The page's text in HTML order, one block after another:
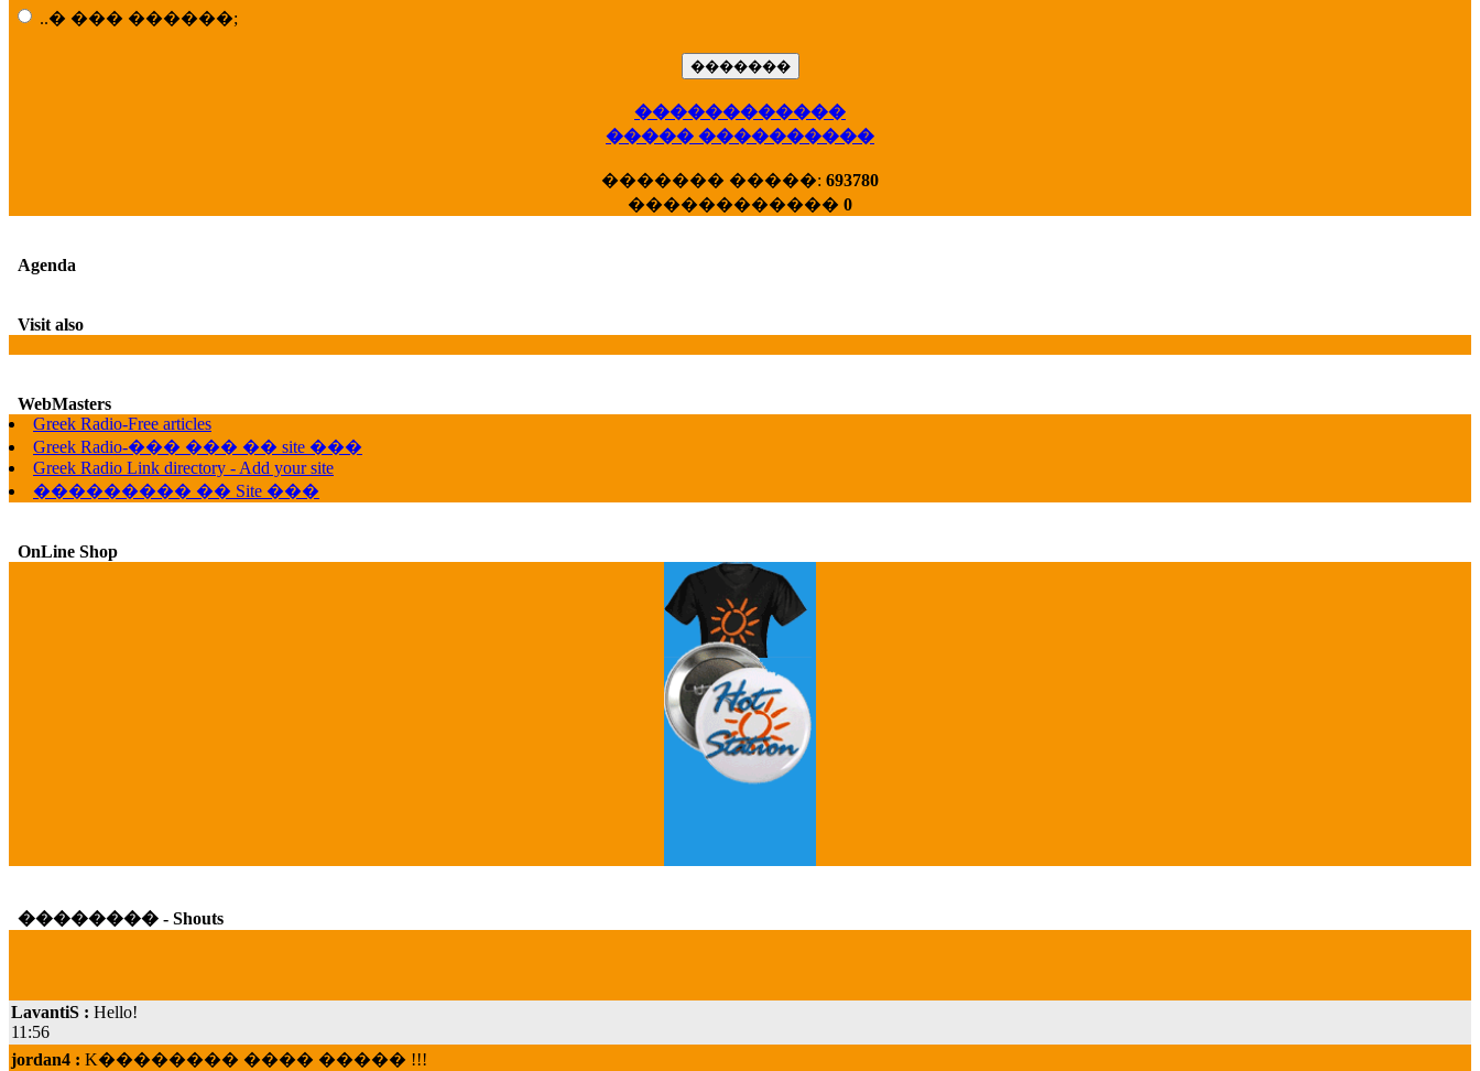
X�����
����� HotStat
...
Grey's Anatomy
..� ��� ������;
������������
����� ����������
������� �����: 693780
������������ 0
Agenda
Visit also
WebMasters
Greek Radio-Free articles
Greek Radio-��� ��� �� site ���
Greek Radio Link directory - Add your site
��������� �� Site ���
OnLine Shop
�������� - Shouts
11:56
jordan4 :K�������� ���� ����� !!!
19:45